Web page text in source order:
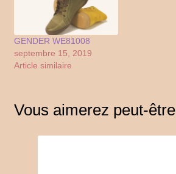
GENDER WE81008
septembre 15, 2019
Article similaire
Vous aimerez peut-